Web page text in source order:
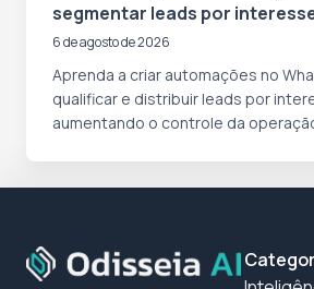
segmentar leads por
6 de agosto de 2026
Aprenda a criar automações no
qualificar e distribuir leads por
aumentando o controle da